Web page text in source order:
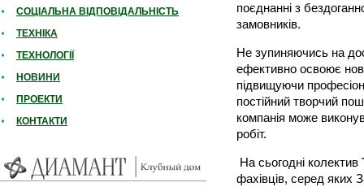
СОЦІАЛЬНА ВІДПОВІДАЛЬНІСТЬ
ТЕХНІКА
ТЕХНОЛОГІЇ
НОВИНИ
ПРОЕКТИ
КОНТАКТИ
поєднанні з
замовників.
Не зупиняючись на
ефективно освоює
підвищуючи
постійний творчий
компанія може
робіт.
На сьогодні колектив
фахівців, серед яких